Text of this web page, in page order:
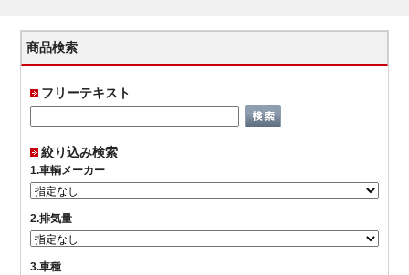
商品検索
フリーテキスト
絞り込み検索
1.車輌メーカー
2.排気量
3.車種